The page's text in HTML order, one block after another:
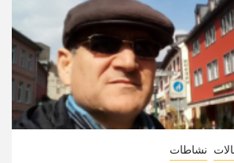
نشاطات